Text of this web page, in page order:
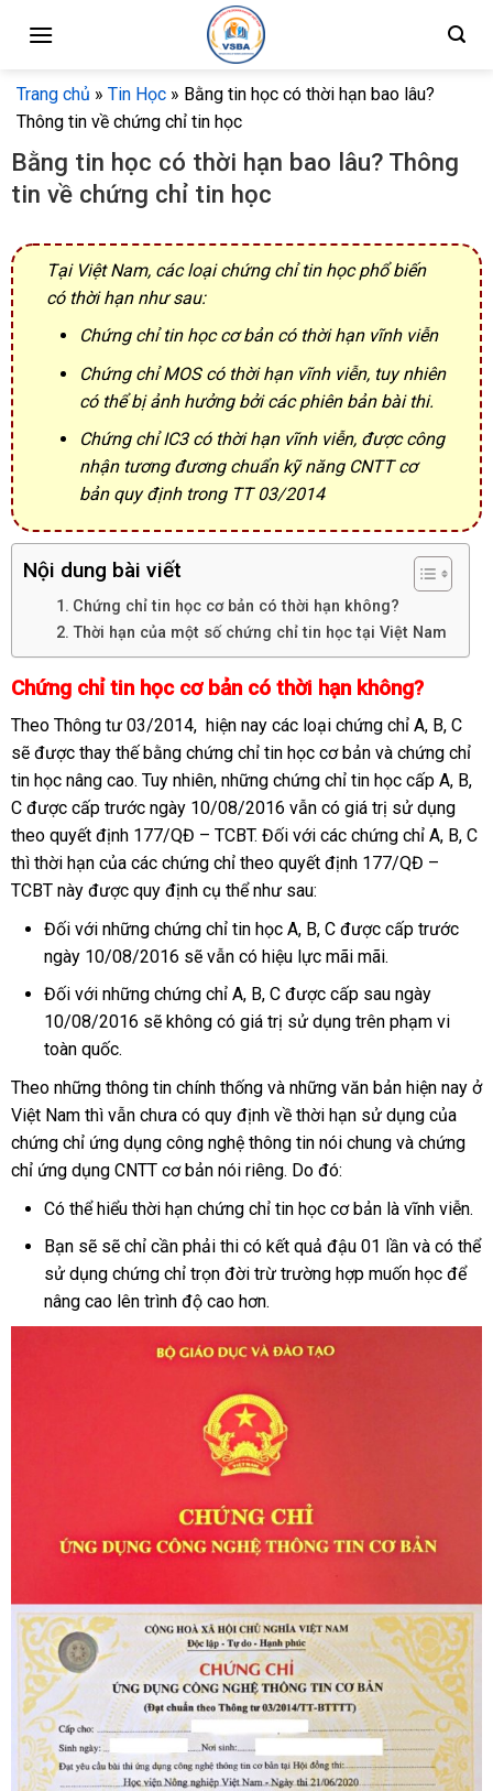
Trang chủ » Tin Học » Bằng tin học có thời hạn bao lâu?
Thông tin về chứng chỉ tin học
Bằng tin học có thời hạn bao lâu? Thông
tin về chứng chỉ tin học
Tại Việt Nam, các loại chứng chỉ tin học phổ biến
có thời hạn như sau:
Chứng chỉ tin học cơ bản có thời hạn vĩnh viễn
Chứng chỉ MOS có thời hạn vĩnh viễn, tuy nhiên
có thể bị ảnh hưởng bởi các phiên bản bài thi.
Chứng chỉ IC3 có thời hạn vĩnh viễn, được công
nhận tương đương chuẩn kỹ năng CNTT cơ
bản quy định trong TT 03/2014
Nội dung bài viết
Chứng chỉ tin học cơ bản có thời hạn không?
Thời hạn của một số chứng chỉ tin học tại Việt Nam
Chứng chỉ tin học cơ bản có thời hạn không?
Theo Thông tư 03/2014, hiện nay các loại chứng chỉ A, B, C
sẽ được thay thế bằng chứng chỉ tin học cơ bản và chứng chỉ
tin học nâng cao. Tuy nhiên, những chứng chỉ tin học cấp A, B,
C được cấp trước ngày 10/08/2016 vẫn có giá trị sử dụng
theo quyết định 177/QĐ – TCBT. Đối với các chứng chỉ A, B, C
thì thời hạn của các chứng chỉ theo quyết định 177/QĐ –
TCBT này được quy định cụ thể như sau:
Đối với những chứng chỉ tin học A, B, C được cấp trước
ngày 10/08/2016 sẽ vẫn có hiệu lực mãi mãi.
Đối với những chứng chỉ A, B, C được cấp sau ngày
10/08/2016 sẽ không có giá trị sử dụng trên phạm vi
toàn quốc.
Theo những thông tin chính thống và những văn bản hiện nay ở
Việt Nam thì vẫn chưa có quy định về thời hạn sử dụng của
chứng chỉ ứng dụng công nghệ thông tin nói chung và chứng
chỉ ứng dụng CNTT cơ bản nói riêng. Do đó:
Có thể hiểu thời hạn chứng chỉ tin học cơ bản là vĩnh viễn.
Bạn sẽ sẽ chỉ cần phải thi có kết quả đậu 01 lần và có thể
sử dụng chứng chỉ trọn đời trừ trường hợp muốn học để
nâng cao lên trình độ cao hơn.